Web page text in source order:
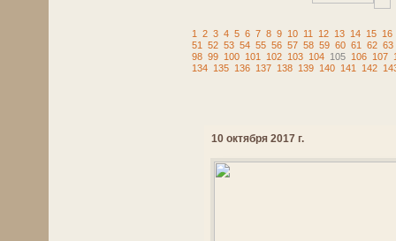
1 2 3 4 5 6 7 8 9 10 11 12 13 14 15 16
51
52 53 54 55 56 57 58 59 60 61 62 63
98 99 100 101 102 103 104 105 106 107
134 135 136 137 138 139 140 141 142
10 октября 2017 г.